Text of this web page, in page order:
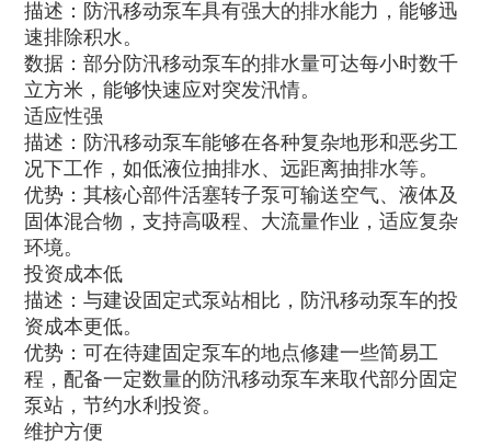
描述：防汛移动泵车具有强大的排水能力，能够迅
速排除积水。
数据：部分防汛移动泵车的排水量可达每小时数千
立方米，能够快速应对突发汛情。
适应性强
描述：防汛移动泵车能够在各种复杂地形和恶劣工
况下工作，如低液位抽排水、远距离抽排水等。
优势：其核心部件活塞转子泵可输送空气、液体及
固体混合物，支持高吸程、大流量作业，适应复杂
环境。
投资成本低
描述：与建设固定式泵站相比，防汛移动泵车的投
资成本更低。
优势：可在待建固定泵车的地点修建一些简易工
程，配备一定数量的防汛移动泵车来取代部分固定
泵站，节约水利投资。
维护方便